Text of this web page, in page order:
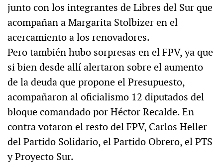
junto con los integrantes de Libres del Sur que
acompañan a Margarita Stolbizer en el
acercamiento a los renovadores.
Pero también hubo sorpresas en el FPV, ya que
si bien desde allí alertaron sobre el aumento
de la deuda que propone el Presupuesto,
acompañaron al oficialismo 12 diputados del
bloque comandado por Héctor Recalde. En
contra votaron el resto del FPV, Carlos Heller
del Partido Solidario, el Partido Obrero, el PTS
y Proyecto Sur.